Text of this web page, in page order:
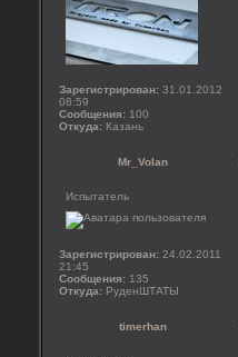
Зарегистрирован: 31.01.2012
08:59
Сообщения: 100
Откуда: Казань
Mr_Volan
Испытатель
Зарегистрирован: 24.02.2011
21:45
Сообщения: 135
Откуда: РуденШТАТЫ
timerhan